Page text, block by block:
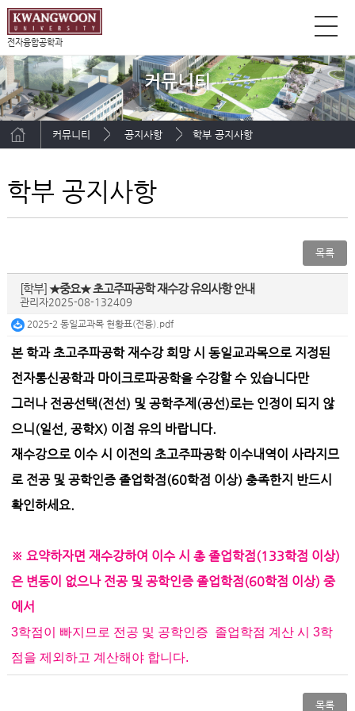
전자융합공학과
커뮤니티
커뮤니티 공지사항 학부 공지사항
학부 공지사항
목록
[학부] ★중요★ 초고주파공학 재수강 유의사항 안내
관리자2025-08-132409
2025-2 동일교과목 현황표(전융).pdf
본 학과 초고주파공학 재수강 희망 시 동일교과목으로 지정된
전자통신공학과 마이크로파공학을 수강할 수 있습니다만
그러나 전공선택(전선) 및 공학주제(공선)로는 인정이 되지 않
으니(일선, 공학X) 이점 유의 바랍니다.
재수강으로 이수 시 이전의 초고주파공학 이수내역이 사라지므
로 전공 및 공학인증 졸업학점(60학점 이상) 충족한지 반드시
확인하세요.
※ 요약하자면 재수강하여 이수 시 총 졸업학점(133학점 이상)
은 변동이 없으나 전공 및 공학인증 졸업학점(60학점 이상) 중
에서
3학점이 빠지므로 전공 및 공학인증 졸업학점 계산 시 3학
점을 제외하고 계산해야 합니다.
목록